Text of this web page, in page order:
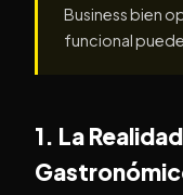
Business bien
funcional
1. La